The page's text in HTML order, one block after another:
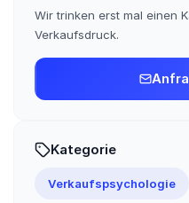
Wir trinken erst mal einen
Verkaufsdruck.
Kategorie
Verkaufspsychologie